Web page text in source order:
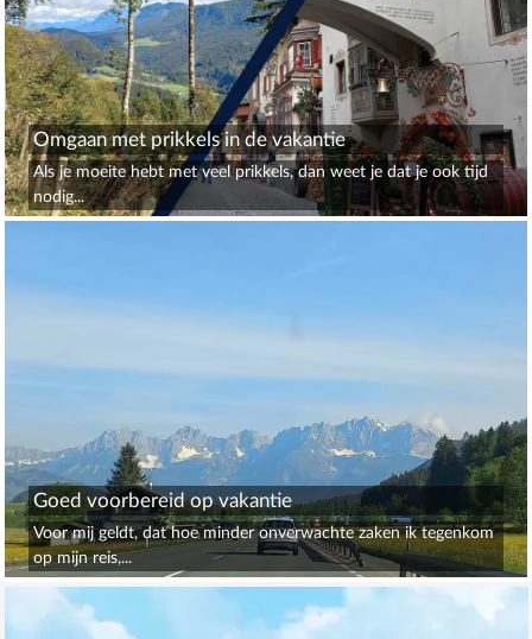
Omgaan met prikkels in de vakantie
Als je moeite hebt met veel prikkels, dan weet je dat je ook tijd
nodig...
Goed voorbereid op vakantie
Voor mij geldt, dat hoe minder onverwachte zaken ik tegenkom
op mijn reis,...